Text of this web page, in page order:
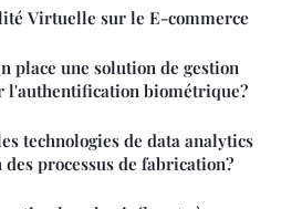
Virtuelle sur le E-commerce
place une solution de gestion
l'authentification biométrique?
technologies de data analytics
processus de fabrication?